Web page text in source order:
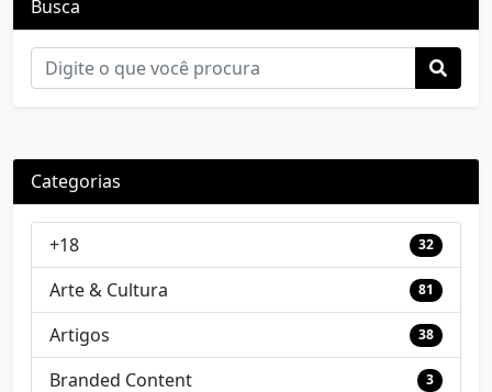
Busca
Categorias
+18 32
Arte & Cultura 81
Artigos 38
Branded Content 3